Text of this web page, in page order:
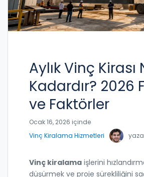
Aylık Vinç Kirası
Kadardır? 2026
ve Faktörler
Ocak 16, 2026 içinde
Vinç Kiralama Hizmetleri
Vinç kiralama işlerini
düşürmek ve proje sürekliliğini